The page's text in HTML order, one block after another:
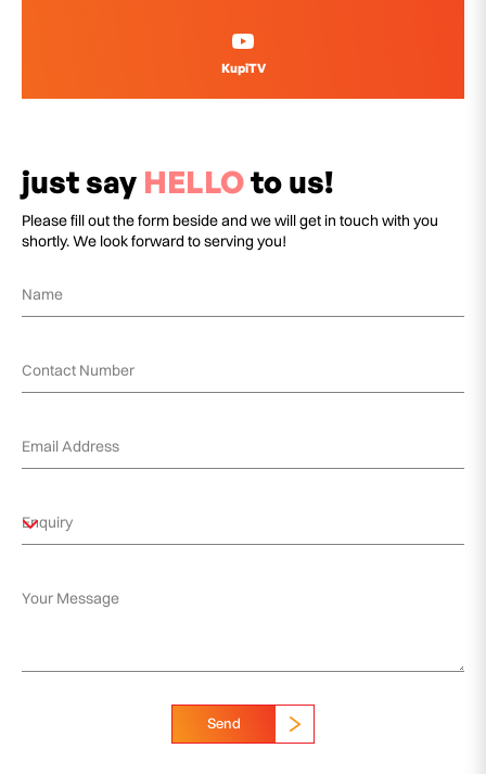
KupiTV
just say HELLOto us!
Please fill out the form beside and we will get in touch with you
shortly. We look forward to serving you!
Send